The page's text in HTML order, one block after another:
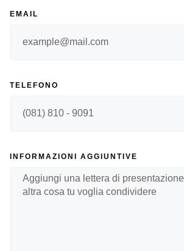
EMAIL
TELEFONO
INFORMAZIONI AGGIUNTIVE